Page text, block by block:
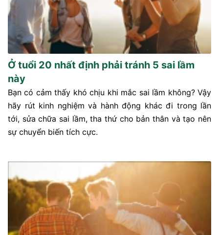
Ở tuổi 20 nhất định phải tránh 5 sai lầm
này
Bạn có cảm thấy khó chịu khi mắc sai lầm không? Vậy
hãy rút kinh nghiệm và hành động khác đi trong lần
tới, sửa chữa sai lầm, tha thứ cho bản thân và tạo nên
sự chuyển biến tích cực.